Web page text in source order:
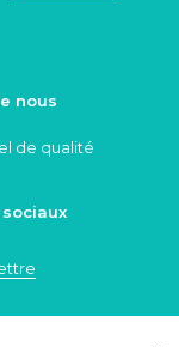
nous
de qualité